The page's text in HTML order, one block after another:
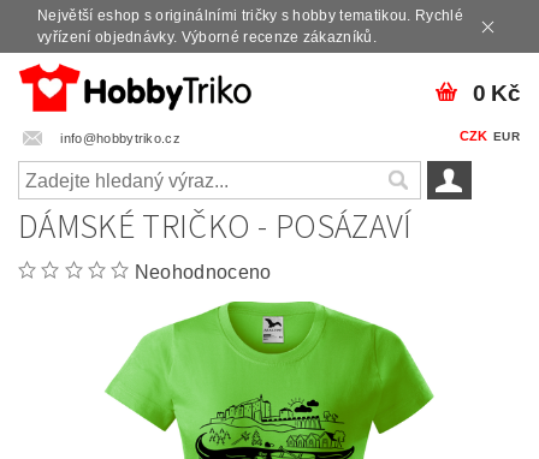
Největší eshop s originálními tričky s hobby tematikou. Rychlé
vyřízení objednávky. Výborné recenze zákazníků.
info@hobbytriko.cz CZK EUR
0 Kč
DÁMSKÉ TRIČKO - POSÁZAVÍ
Neohodnoceno